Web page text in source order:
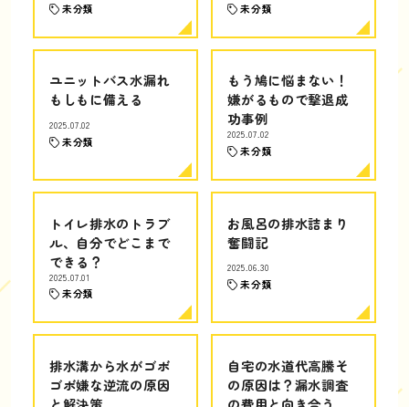
未分類 未分類
ユニットバス水漏れ
もしもに備える
2025.07.02
未分類
もう鳩に悩まない！
嫌がるもので撃退成
功事例
2025.07.02
未分類
トイレ排水のトラブ
ル、自分でどこまで
できる？
2025.07.01
未分類
お風呂の排水詰まり
奮闘記
2025.06.30
未分類
排水溝から水がゴボ
ゴボ嫌な逆流の原因
自宅の水道代高騰そ
の原因は？漏水調査